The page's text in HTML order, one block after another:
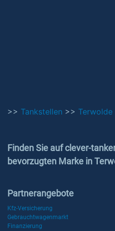
>> Tankstellen >> Terwolde
Finden Sie auf clever-
bevorzugten Marke in
Partnerangebote
Kfz-Versicherung
Gebrauchtwagenmarkt
Finanzierung